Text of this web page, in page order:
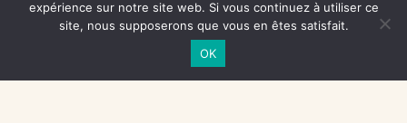
NOS SOUTIENS
expérience sur notre site web. Si vous continuez à utiliser ce
site, nous supposerons que vous en êtes satisfait.
OK